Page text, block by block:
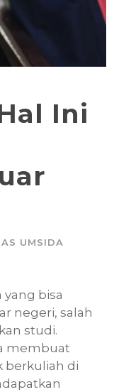
Ini
UMSIDA
yang bisa
negeri, salah
studi.
membuat
berkuliah di